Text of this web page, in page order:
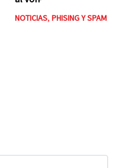
NOTICIAS, PHISING Y SPAM